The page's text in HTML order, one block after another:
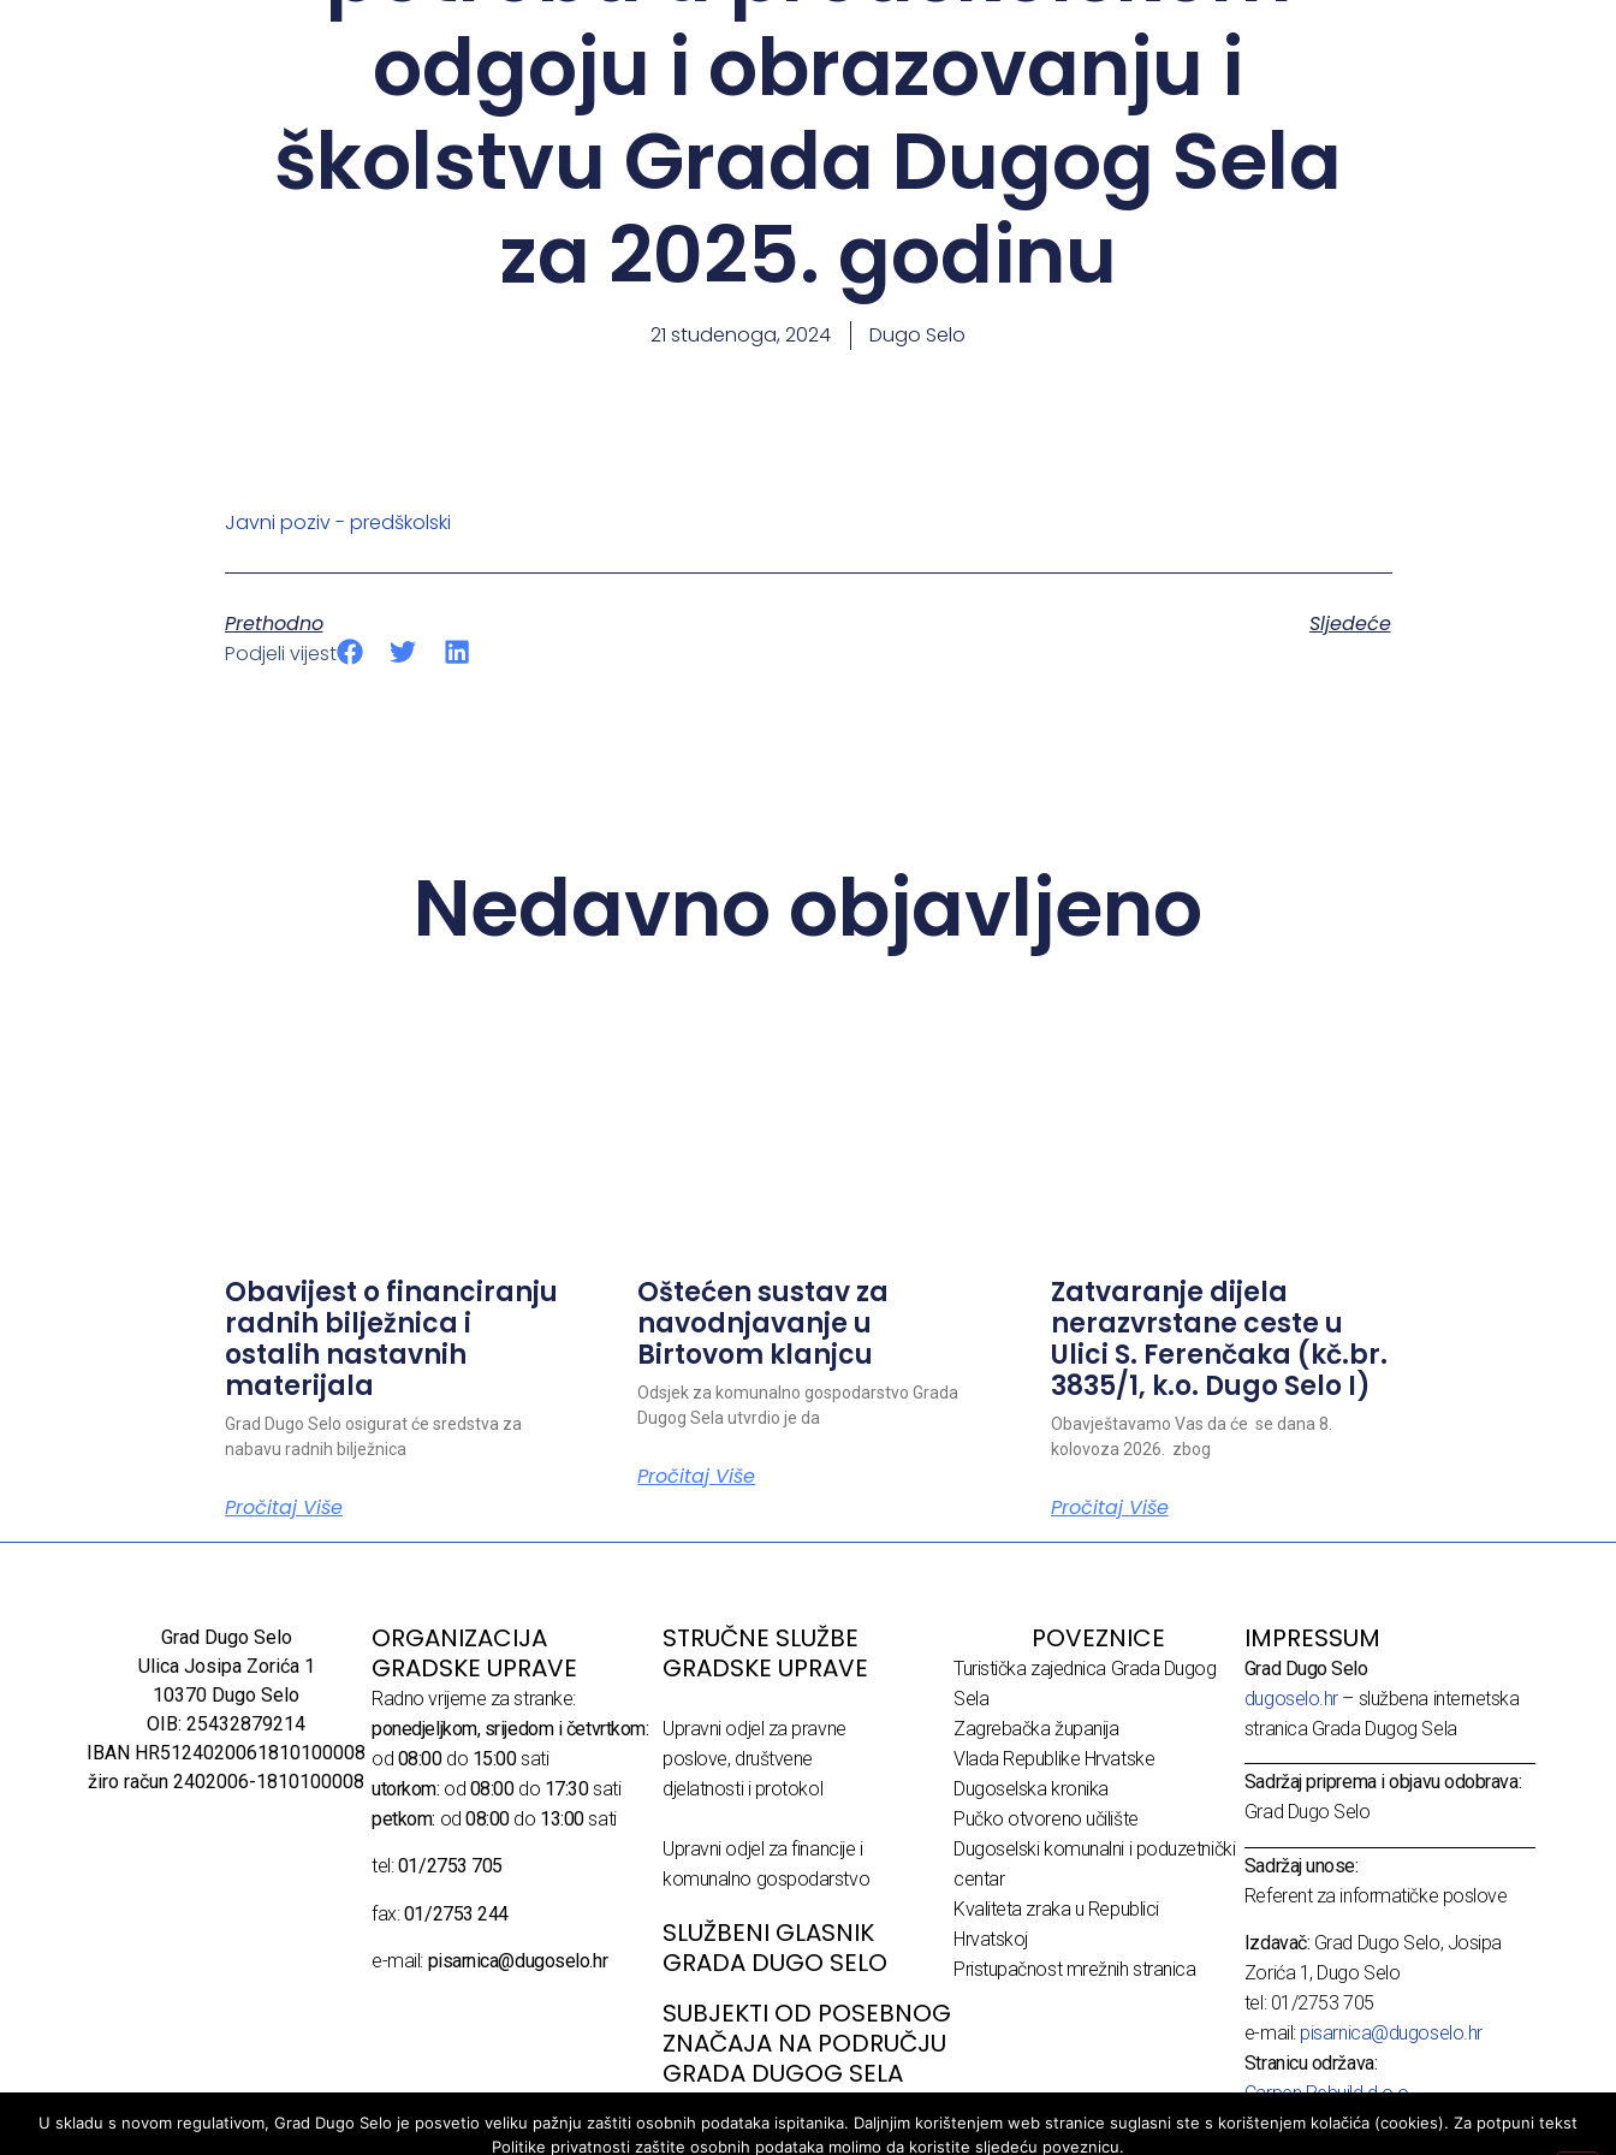
odgoju i obrazovanju i
školstvu Grada Dugog Sela
za 2025. godinu
21 studenoga, 2024 Dugo Selo
Javni poziv - predškolski
Prethodno
Sljedeće
Podjeli vijest
Nedavno objavljeno
Obavijest o financiranju
radnih bilježnica i
ostalih nastavnih
materijala
Grad Dugo Selo osigurat će sredstva za
nabavu radnih bilježnica
Pročitaj Više
Oštećen sustav za
navodnjavanje u
Birtovom klanjcu
Odsjek za komunalno gospodarstvo Grada
Dugog Sela utvrdio je da
Pročitaj Više
Zatvaranje dijela
nerazvrstane ceste u
Ulici S. Ferenčaka (kč.br.
3835/1, k.o. Dugo Selo I)
Obavještavamo Vas da će se dana 8.
kolovoza 2026. zbog
Pročitaj Više
Grad Dugo Selo
Ulica Josipa Zorića 1
10370 Dugo Selo
OIB: 25432879214
IBAN HR5124020061810100008
žiro račun 2402006-1810100008
ORGANIZACIJA
GRADSKE UPRAVE
Radno vrijeme za stranke:
ponedjeljkom, srijedom i četvrtkom:
od 08:00do 15:00sati
utorkom: od 08:00do 17:30sati
petkom: od08:00do 13:00sati
tel:01/2753 705
fax:01/2753 244
e-mail: pisarnica@dugoselo.hr
STRUČNE SLUŽBE
GRADSKE UPRAVE
Upravni odjel za pravne
poslove, društvene
djelatnosti i protokol
Upravni odjel za financije i
komunalno gospodarstvo
SLUŽBENI GLASNIK
GRADA DUGO SELO
SUBJEKTI OD POSEBNOG
ZNAČAJA NA PODRUČJU
GRADA DUGOG SELA
POVEZNICE
Turistička zajednica Grada Dugog
Sela
Zagrebačka županija
Vlada Republike Hrvatske
Dugoselska kronika
Pučko otvoreno učilište
Dugoselski komunalni i poduzetnički
centar
Kvaliteta zraka u Republici
Hrvatskoj
Pristupačnost mrežnih stranica
IMPRESSUM
Grad Dugo Selo
dugoselo.hr– službena internetska
stranica Grada Dugog Sela
Sadržaj priprema i objavu odobrava:
Grad Dugo Selo
Sadržaj unose:
Referent za informatičke poslove
Izdavač: Grad Dugo Selo, Josipa
Zorića 1, Dugo Selo
tel: 01/2753 705
e-mail: pisarnica@dugoselo.hr
Stranicu održava:
Carpen Rebuild d.o.o.
U skladu s novom regulativom, Grad Dugo Selo je posvetio veliku pažnju zaštiti osobnih podataka ispitanika. Daljnjim korištenjem web stranice suglasni ste s korištenjem kolačića (cookies). Za potpuni tekst
Politike privatnosti zaštite osobnih podataka molimo da koristite sljedeću poveznicu.